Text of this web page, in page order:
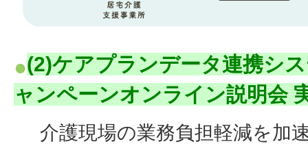
(2)ケアプランデータ連携シ
ャンペーンオンライン説明会
介護現場の業務負担軽減を加